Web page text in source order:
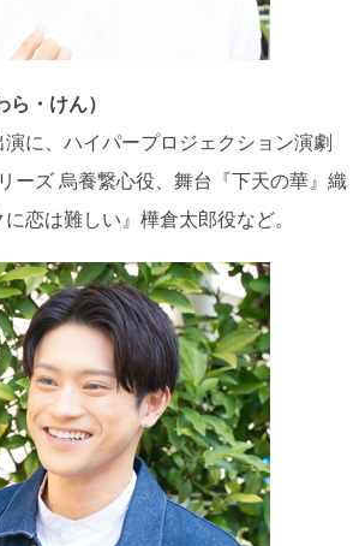
・けん）
に、ハイパープロジェクション演劇
ーズ 烏養繋心役、舞台『下天の華』織
恋は難しい』樺倉太郎役など。